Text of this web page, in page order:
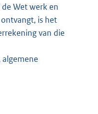
Wet werk en
is het
van die